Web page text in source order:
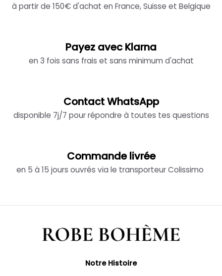
à partir de 150€ d'achat en France, Suisse et Belgique
Payez avec Klarna
en 3 fois sans frais et sans minimum d'achat
Contact WhatsApp
disponible 7j/7 pour répondre à toutes tes questions
Commande livrée
en 5 à 15 jours ouvrés via le transporteur Colissimo
Notre Histoire